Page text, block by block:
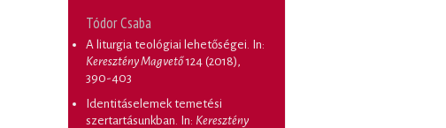
Tódor Csaba
A liturgia teológiai lehetőségei . In:
Keresztény Magvető124 (2018),
390-403
Identitáselemek temetési
szertartásunkban . In: Keresztény